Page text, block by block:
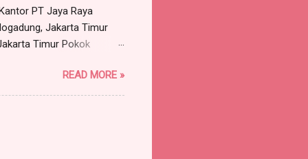
Kantor PT Jaya Raya
Jakarta Timur
Timur Pokok
surat ijin tidak
disetujui. Pekerja minta
READ MORE »